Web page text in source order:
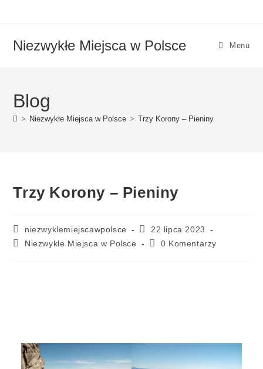
Niezwykłe Miejsca w Polsce Menu
Blog
> Niezwykłe Miejsca w Polsce > Trzy Korony – Pieniny
Trzy Korony – Pieniny
niezwyklemiejscawpolsce
22 lipca 2023
Niezwykłe Miejsca w Polsce
0 Komentarzy